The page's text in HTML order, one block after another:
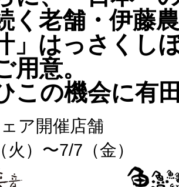
く老舗・伊藤
」はっさくし
用意。
この機会に有
ア開催店舗
火）〜7/7（金）